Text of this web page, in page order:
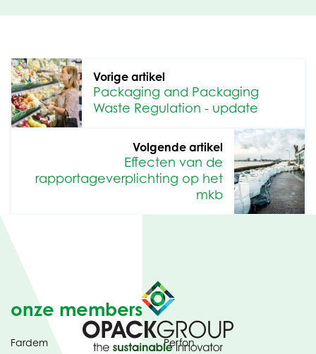
Vorige artikel
Packaging and Packaging
Waste Regulation - update
Volgende artikel
Effecten van de
rapportageverplichting op het
mkb
onze members
Fardem
Perfon